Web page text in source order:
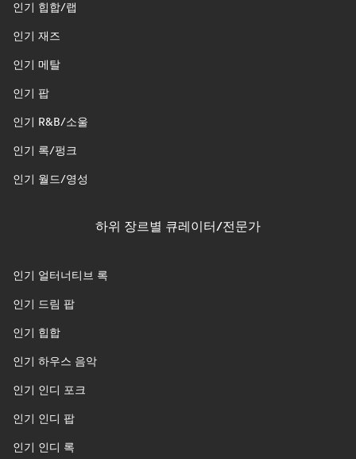
인기 힙합/랩
인기 재즈
인기 메탈
인기 팝
인기 R&B/소울
인기 록/펑크
인기 월드/영성
하위 장르별 큐레이터/전문가
인기 얼터너티브 록
인기 드림 팝
인기 힙합
인기 하우스 음악
인기 인디 포크
인기 인디 팝
인기 인디 록